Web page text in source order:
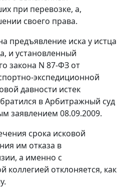
при перевозке, а,
своего права.
предъявление иска у истца
и установленный
закона N 87-ФЗ от
экспедиционной
давности истек
в Арбитражный суд
заявлением 08.09.2009.
срока исковой
им отказа в
а именно с
коллегией отклоняется, как